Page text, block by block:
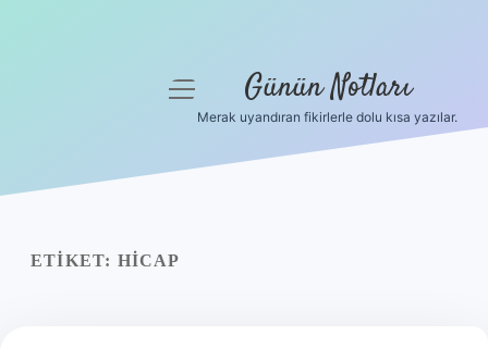
Yasal Uyarı
menüyü
Günün Notları
Merak uyandıran fikirlerle dolu kısa yazılar.
ETIKET: HICAP